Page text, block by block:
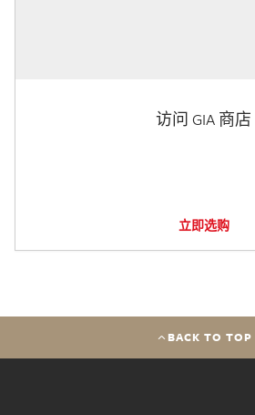
访问 GIA 商店
立即选购
BACK TO TOP